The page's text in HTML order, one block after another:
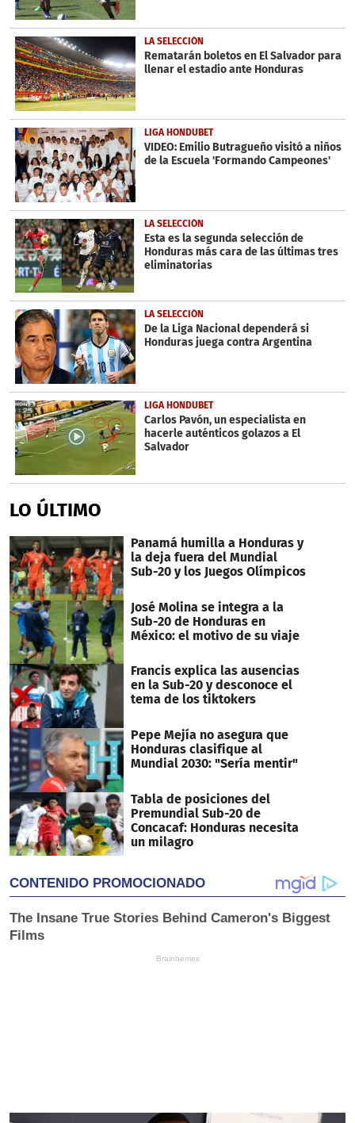
LA SELECCIÓN
Rematarán boletos en El Salvador para
llenar el estadio ante Honduras
LIGA HONDUBET
VIDEO: Emilio Butragueño visitó a niños
de la Escuela 'Formando Campeones'
LA SELECCIÓN
Esta es la segunda selección de
Honduras más cara de las últimas tres
eliminatorias
LA SELECCIÓN
De la Liga Nacional dependerá si
Honduras juega contra Argentina
LIGA HONDUBET
Carlos Pavón, un especialista en
hacerle auténticos golazos a El
Salvador
LO ÚLTIMO
Panamá humilla a Honduras y
la deja fuera del Mundial
Sub-20 y los Juegos Olímpicos
José Molina se integra a la
Sub-20 de Honduras en
México: el motivo de su viaje
Francis explica las ausencias
en la Sub-20 y desconoce el
tema de los tiktokers
Pepe Mejía no asegura que
Honduras clasifique al
Mundial 2030: "Sería mentir"
Tabla de posiciones del
Premundial Sub-20 de
Concacaf: Honduras necesita
un milagro